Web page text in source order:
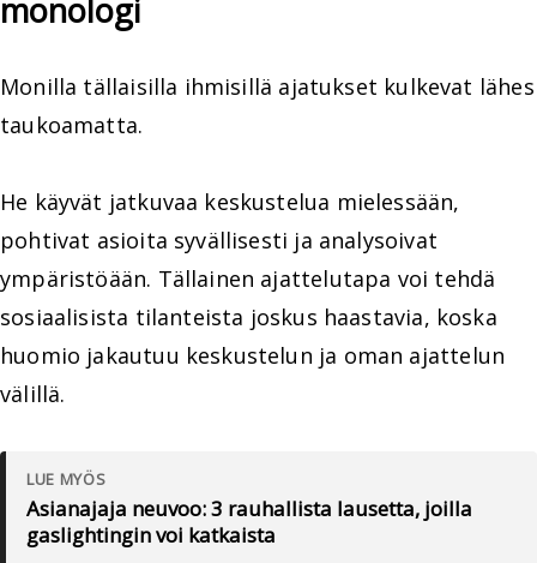
monologi
Monilla tällaisilla ihmisillä ajatukset kulkevat lähes
taukoamatta.
He käyvät jatkuvaa keskustelua mielessään,
pohtivat asioita syvällisesti ja analysoivat
ympäristöään. Tällainen ajattelutapa voi tehdä
sosiaalisista tilanteista joskus haastavia, koska
huomio jakautuu keskustelun ja oman ajattelun
välillä.
LUE MYÖS
Asianajaja neuvoo: 3 rauhallista lausetta, joilla
gaslightingin voi katkaista